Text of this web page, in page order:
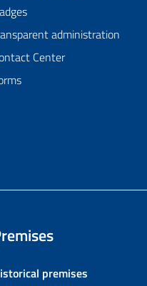
administration
Center
premises